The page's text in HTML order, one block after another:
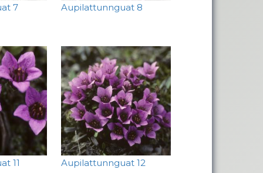
7 Aupilattunnguat 8
11 Aupilattunnguat 12